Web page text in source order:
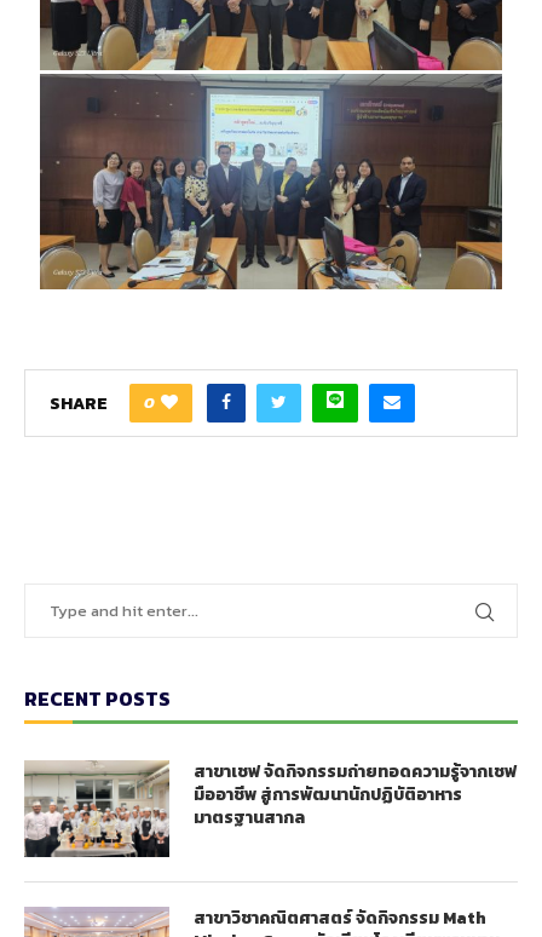
SHARE 0
RECENT POSTS
สาขาเชฟ จัดกิจกรรมถ่ายทอดความรู้จากเชฟ
มืออาชีพ สู่การพัฒนานักปฏิบัติอาหาร
มาตรฐานสากล
สาขาวิชาคณิตศาสตร์ จัดกิจกรรม Math